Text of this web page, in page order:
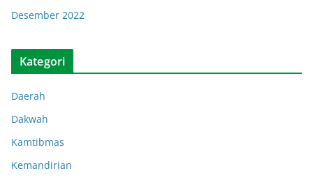
Desember 2022
Kategori
Daerah
Dakwah
Kamtibmas
Kemandirian